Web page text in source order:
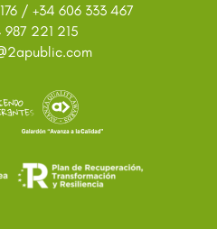
/ +34 606 333 467
987 221 215
2apublic.com